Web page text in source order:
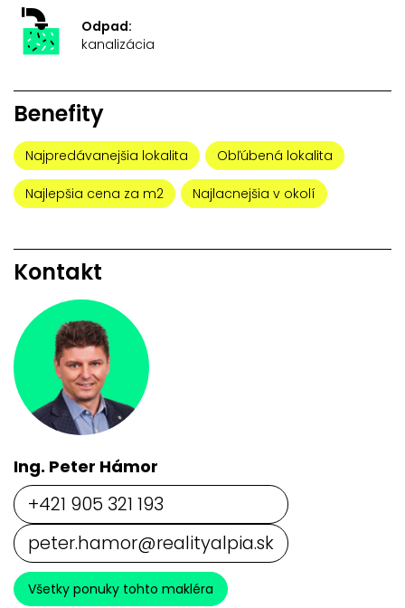
Odpad:
kanalizácia
Benefity
Najpredávanejšia lokalita Obľúbená lokalita
Najlepšia cena za m2 Najlacnejšia v okolí
Kontakt
Ing. Peter Hámor
+421 905 321 193
peter.hamor@realityalpia.sk
Všetky ponuky tohto makléra